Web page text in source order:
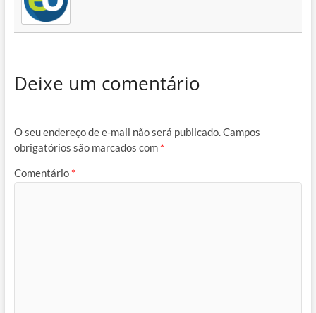
Deixe um comentário
O seu endereço de e-mail não será publicado.Campos
obrigatórios são marcados com *
Comentário *